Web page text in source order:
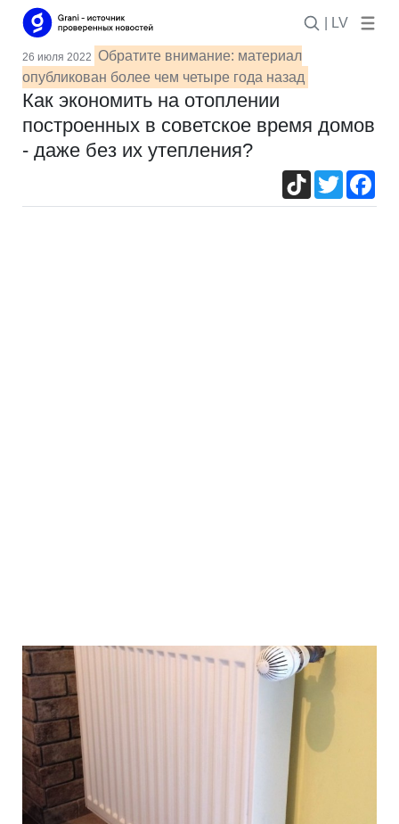
| LV
26 июля 2022 Обратите внимание: материал
опубликован более чем четыре года назад
Как экономить на отоплении
построенных в советское время домов
- даже без их утепления?
TikTokTwitter